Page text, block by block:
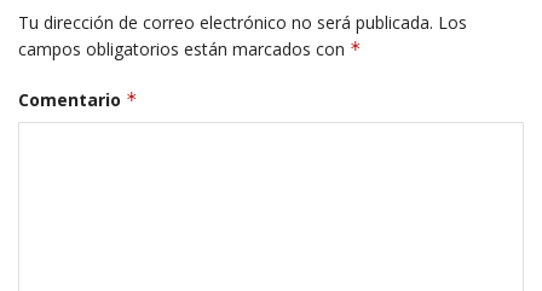
Tu dirección de correo electrónico no será publicada. Los
campos obligatorios están marcados con *
Comentario *